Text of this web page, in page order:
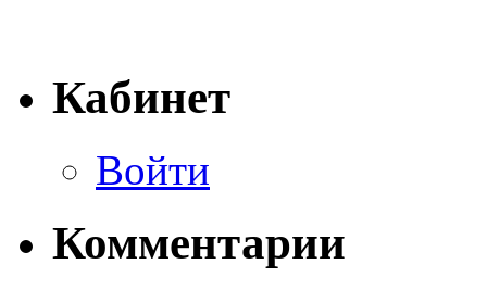
Кабинет
Войти
Комментарии